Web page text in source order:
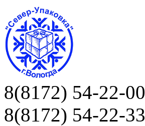
8(8172) 54-22-00
8(8172) 54-22-33